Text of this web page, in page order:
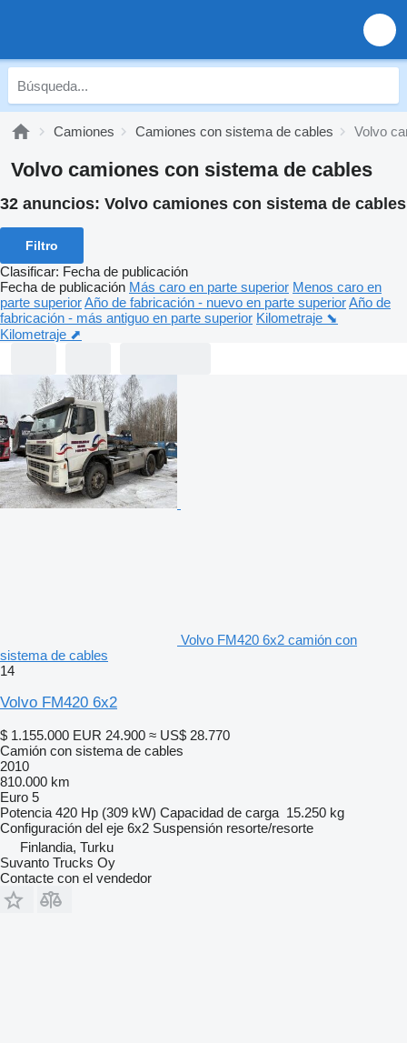
Camiones Camiones con sistema de cables Volvo
Volvo camiones con sistema de cables
32 anuncios: Volvo camiones con sistema de cables
Filtro
Clasificar: Fecha de publicación
Fecha de publicación Más caro en parte superior Menos caro en
parte superiorAño de fabricación - nuevo en parte superiorAño de
fabricación - más antiguo en parte superior Kilometraje ⬊
Kilometraje ⬈
Volvo FM420 6x2 camión con
sistema de cables
14
Volvo FM420 6x2
$ 1.155.000 EUR 24.900 ≈ US$ 28.770
Camión con sistema de cables
2010
810.000 km
Euro 5
Potencia 420 Hp (309 kW) Capacidad de carga 15.250 kg
Configuración del eje 6x2 Suspensión resorte/resorte
Finlandia, Turku
Suvanto Trucks Oy
Contacte con el vendedor